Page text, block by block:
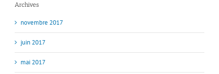
Archives
novembre 2017
juin 2017
mai 2017